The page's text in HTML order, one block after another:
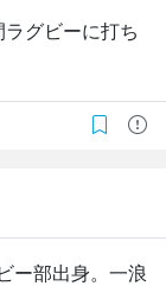
グビーに打ち
ー部出身。一浪